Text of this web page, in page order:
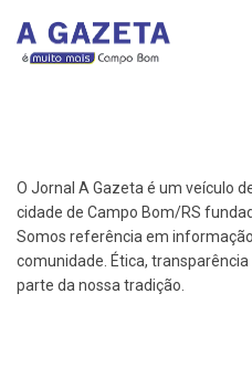
O Jornal A Gazeta é um veículo
cidade de Campo Bom/RS
Somos referência em
comunidade. Ética,
parte da nossa tradição.